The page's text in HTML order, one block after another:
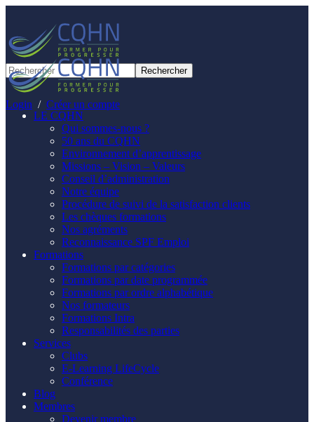
Login / Créer un compte
LE CQHN
Qui sommes-nous ?
50 ans du CQHN
Environnement d’apprentissage
Missions – Vision – Valeurs
Conseil d’administration
Notre équipe
Procédure de suivi de la satisfaction clients
Les chèques formations
Nos agréments
Reconnaissance SPF Emploi
Formations
Formations par catégories
Formations par date programmée
Formations par ordre alphabétique
Nos formateurs
Formations Intra
Responsabilités des parties
Services
Clubs
E-Learning LifeCycle
Conférence
Blog
Membres
Devenir membre
Panneau de gestion des cookies